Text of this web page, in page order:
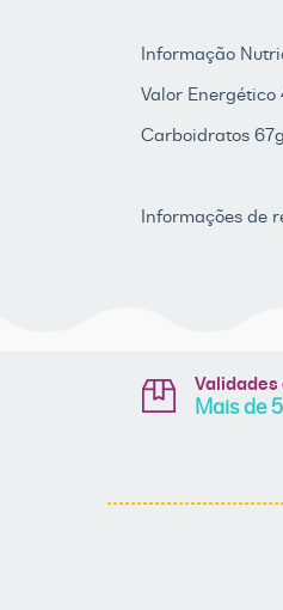
Informação
Valor Energético
Carboidratos 67g
Informações de
Mais de